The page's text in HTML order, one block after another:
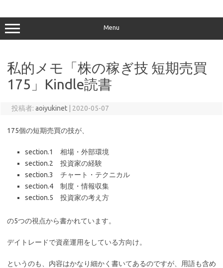
Menu
私的メモ「株の稼ぎ技 短期売買
175」Kindle読書
投稿者: aoiyukinet 2020-05-07
175個の短期売買の技が、
section.1 相場・外部環境
section.2 投資家の経験
section.3 チャート・テクニカル
section.4 制度・情報収集
section.5 投資家の考え方
の5つの視点から書かれています。
デイトレードで資産運用をしている方向け。
というのも、内容はかなり細かく書いてあるのですが、用語も含め